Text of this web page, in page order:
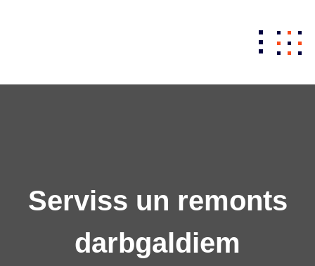
Serviss un remonts
darbgaldiem